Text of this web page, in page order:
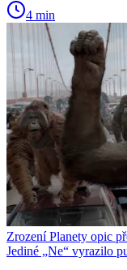
4 min
Zrození Planety opic
Jediné „Ne“ vyrazilo